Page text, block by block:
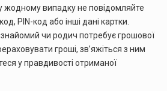
у жодному випадку не повідомляйте
PIN-код або інші дані картки.
чи родич потребує грошової
гроші, зв’яжіться з ним
у правдивості отриманої